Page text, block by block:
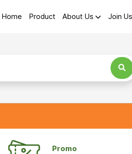
Home Product About Us Join Us
Promo